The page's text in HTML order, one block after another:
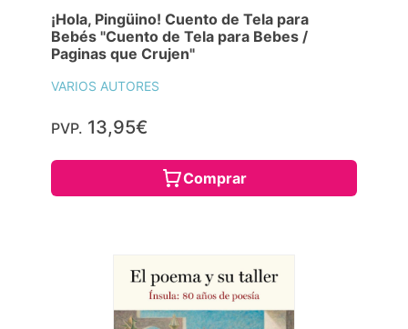
¡Hola, Pingüino! Cuento de Tela para
Bebés "Cuento de Tela para Bebes /
Paginas que Crujen"
VARIOS AUTORES
PVP. 13,95€
Comprar